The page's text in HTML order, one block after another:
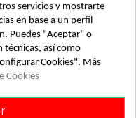
servicios y mostrarte
en base a un perfil
Puedes "Aceptar" o
técnicas, así como
Cookies". Más
Cookies